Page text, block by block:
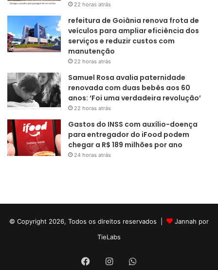
22 horas atrás
refeitura de Goiânia renova frota de
veículos para ampliar eficiência dos
serviços e reduzir custos com
manutenção
22 horas atrás
Samuel Rosa avalia paternidade
renovada com duas bebês aos 60
anos: ‘Foi uma verdadeira revolução’
22 horas atrás
Gastos do INSS com auxílio-doença
para entregador do iFood podem
chegar a R$ 189 milhões por ano
24 horas atrás
© Copyright 2026, Todos os direitos reservados |
Jannah por
TieLabs
FacebookInstagramWhatsApp